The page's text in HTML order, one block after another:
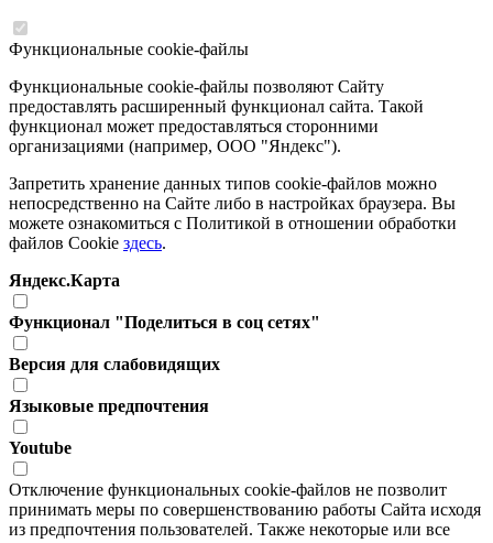
Функциональные cookie-файлы
Функциональные cookie-файлы позволяют Сайту
предоставлять расширенный функционал сайта. Такой
функционал может предоставляться сторонними
организациями (например, ООО "Яндекс").
Запретить хранение данных типов cookie-файлов можно
непосредственно на Сайте либо в настройках браузера. Вы
можете ознакомиться с Политикой в отношении обработки
файлов Cookie здесь.
Яндекс.Карта
Функционал "Поделиться в соц сетях"
Версия для слабовидящих
Языковые предпочтения
Youtube
Отключение функциональных cookie-файлов не позволит
принимать меры по совершенствованию работы Сайта исходя
из предпочтения пользователей. Также некоторые или все